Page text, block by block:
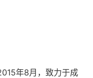
年8月，致力于成